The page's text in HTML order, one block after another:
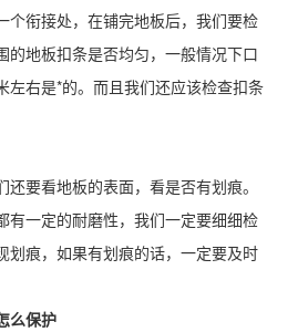
个衔接处，在铺完地板后，我们要检
的地板扣条是否均匀，一般情况下口
左右是*的。而且我们还应该检查扣条
还要看地板的表面，看是否有划痕。
有一定的耐磨性，我们一定要细细检
划痕，如果有划痕的话，一定要及时
么保护